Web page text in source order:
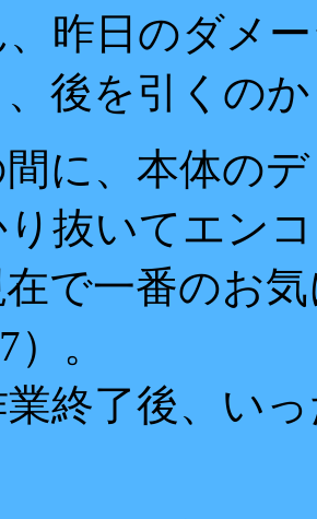
昨日のダメ
後を引くの
に、本体の
り抜いてエン
で一番のお
）。
終了後、い